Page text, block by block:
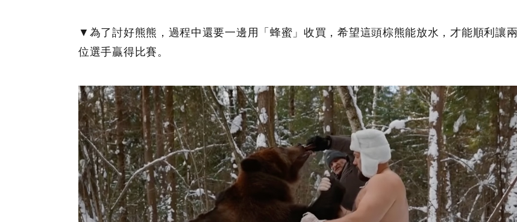
▼為了討好熊熊，過程中還要一邊用「蜂蜜」收買，希望這頭棕熊能放水，才能順利讓兩
位選手贏得比賽。